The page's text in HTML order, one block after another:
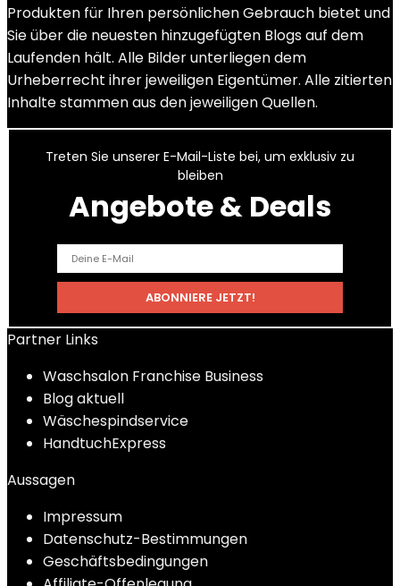
Produkten für Ihren persönlichen Gebrauch bietet und
Sie über die neuesten hinzugefügten Blogs auf dem
Laufenden hält. Alle Bilder unterliegen dem
Urheberrecht ihrer jeweiligen Eigentümer. Alle zitierten
Inhalte stammen aus den jeweiligen Quellen.
Treten Sie unserer E-Mail-Liste bei, um exklusiv zu
bleiben
Angebote & Deals
Partner Links
Waschsalon Franchise Business
Blog aktuell
Wäschespindservice
HandtuchExpress
Aussagen
Impressum
Datenschutz-Bestimmungen
Geschäftsbedingungen